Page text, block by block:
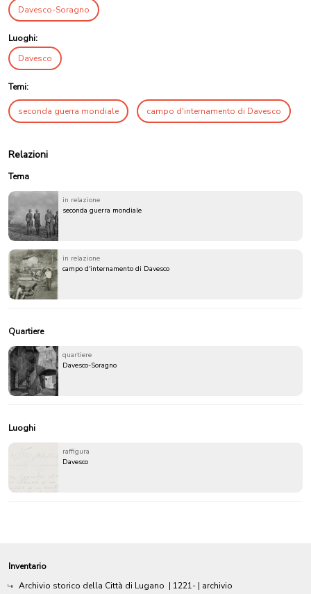
Davesco-Soragno
Luoghi:
Davesco
Temi:
seconda guerra mondiale campo d'internamento di Davesco
Relazioni
Tema
in relazione
seconda guerra mondiale
in relazione
campo d'internamento di Davesco
Quartiere
quartiere
Davesco-Soragno
Luoghi
raffigura
Davesco
Inventario
Archivio storico della Città di Lugano | 1221- | archivio